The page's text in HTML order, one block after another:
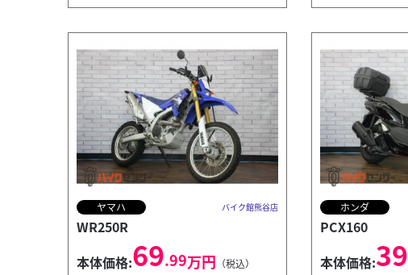
ヤマハ バイク館熊谷店
WR250R
本体価格:69.99万円 （税込）
ホンダ
PCX160
本体価格:39